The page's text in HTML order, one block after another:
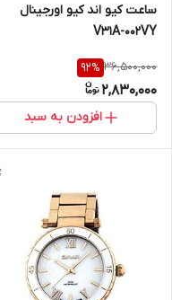
ساعت کیو اند کیو اورجینال
V31A-002VY
36,500,000
92%
2,830,000
افزودن به سبد